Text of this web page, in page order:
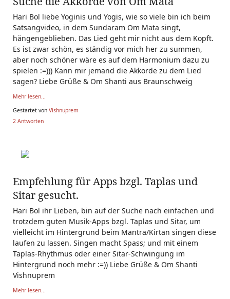
Hari Bol liebe Yoginis und Yogis, wie so viele bin ich beim
Satsangvideo, in dem Sundaram Om Mata singt,
hängengeblieben. Das Lied geht mir nicht aus dem Kopft.
Es ist zwar schön, es ständig vor mich her zu summen,
aber noch schöner wäre es auf dem Harmonium dazu zu
spielen :=))) Kann mir jemand die Akkorde zu dem Lied
sagen? Liebe Grüße & Om Shanti aus Braunschweig
Mehr lesen...
Gestartet von Vishnuprem
2 Antworten
Empfehlung für Apps bzgl. Taplas und
Sitar gesucht.
Hari Bol ihr Lieben, bin auf der Suche nach einfachen und
trotzdem guten Musik-Apps bzgl. Taplas und Sitar, um
vielleicht im Hintergrund beim Mantra/Kirtan singen diese
laufen zu lassen. Singen macht Spass; und mit einem
Taplas-Rhythmus oder einer Sitar-Schwingung im
Hintergrund noch mehr :=)) Liebe Grüße & Om Shanti
Vishnuprem
Mehr lesen...